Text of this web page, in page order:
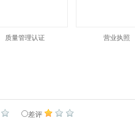
质量管理认证 营业执照
差评